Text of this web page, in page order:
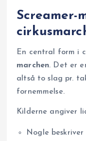
Screamer-
En central form i
marchen. Det er
altså to slag pr.
fornemmelse.
Kilderne angiver
Nogle